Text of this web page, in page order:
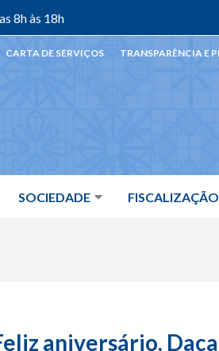
8h às 18h
SOCIEDADE FISCALIZAÇÃO
TRANSPARÊNCIA E
CARTA DE SERVIÇOS
aniversário,